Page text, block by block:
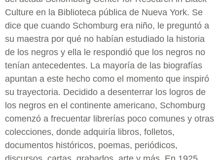
Culture en la Biblioteca pública de Nueva York. Se
dice que cuando Schomburg era niño, le preguntó a
su maestra por qué no habían estudiado la historia
de los negros y ella le respondió que los negros no
tenían antecedentes. La mayoría de las biografías
apuntan a este hecho como el momento que inspiró
su trayectoria. Decidido a desenterrar los logros de
los negros en el continente americano, Schomburg
comenzó a frecuentar librerías poco comunes y otras
colecciones, donde adquiría libros, folletos,
documentos históricos, poemas, periódicos,